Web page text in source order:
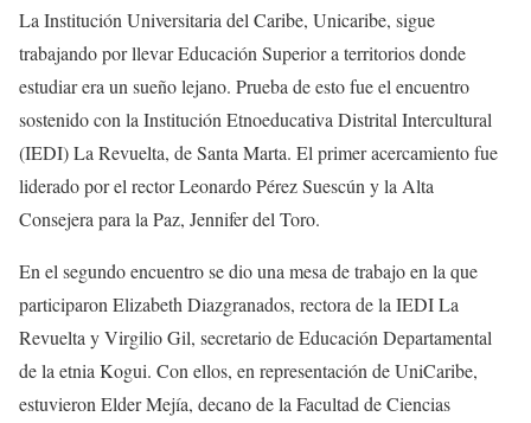
La Institución Universitaria del Caribe, Unicaribe, sigue
trabajando por llevar Educación Superior a territorios donde
estudiar era un sueño lejano. Prueba de esto fue el encuentro
sostenido con la Institución Etnoeducativa Distrital Intercultural
(IEDI) La Revuelta, de Santa Marta. El primer acercamiento fue
liderado por el rector Leonardo Pérez Suescún y la Alta
Consejera para la Paz, Jennifer del Toro.
En el segundo encuentro se dio una mesa de trabajo en la que
participaron Elizabeth Diazgranados, rectora de la IEDI La
Revuelta y Virgilio Gil, secretario de Educación Departamental
de la etnia Kogui. Con ellos, en representación de UniCaribe,
estuvieron Elder Mejía, decano de la Facultad de Ciencias